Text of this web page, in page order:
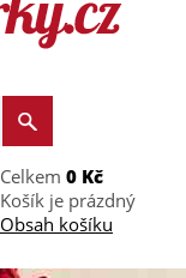
Celkem 0 Kč
Košík je prázdný
Obsah košíku